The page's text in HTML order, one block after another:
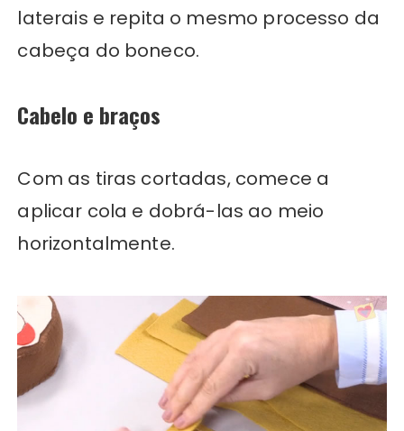
laterais e repita o mesmo processo da
cabeça do boneco.
Cabelo e braços
Com as tiras cortadas, comece a
aplicar cola e dobrá-las ao meio
horizontalmente.